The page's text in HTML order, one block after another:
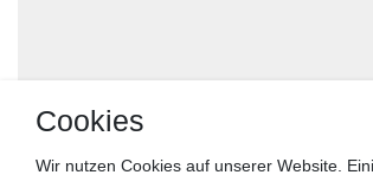
Cookies
Wir nutzen Cookies auf unserer Website.